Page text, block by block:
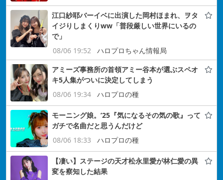
江口紗耶バーイベに出演した岡村ほまれ、ヲタ
イジりしまくりww「普段厳しい世界にいるの
で」
08/06 19:52
ハロプロちゃん情報局
アミーズ事務所の首領アミー谷本が選ぶスペオ
キ5人集がついに決定してしまう
08/06 19:34
ハロプロの種
モーニング娘。’25『気になるその気の歌』って
ガチで名曲だと思うんだけど
08/06 18:33
ハロプロの種
【凄い】ステージの天才松永里愛が林仁愛の異
変を察知した結果